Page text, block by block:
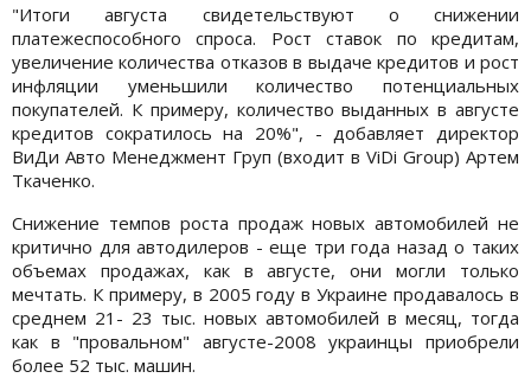
"Итоги августа свидетельствуют о снижении
платежеспособного спроса. Рост ставок по кредитам,
увеличение количества отказов в выдаче кредитов и рост
инфляции уменьшили количество потенциальных
покупателей. К примеру, количество выданных в августе
кредитов сократилось на 20%", - добавляет директор
ВиДи Авто Менеджмент Груп (входит в ViDi Group) Артем
Ткаченко.
Снижение темпов роста продаж новых автомобилей не
критично для автодилеров - еще три года назад о таких
объемах продажах, как в августе, они могли только
мечтать. К примеру, в 2005 году в Украине продавалось в
среднем 21- 23 тыс. новых автомобилей в месяц, тогда
как в "провальном" августе-2008 украинцы приобрели
более 52 тыс. машин.